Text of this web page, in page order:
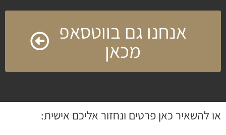
אנחנו גם בווטסאפ
מכאן
או להשאיר כאן פרטים ונחזור אליכם אישית: